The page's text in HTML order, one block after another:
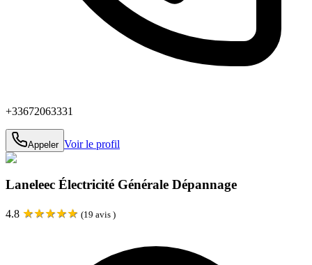
+33672063331
Appeler Voir le profil
Laneleec Électricité Générale Dépannage
4.8 ★★★★★ (19 avis )